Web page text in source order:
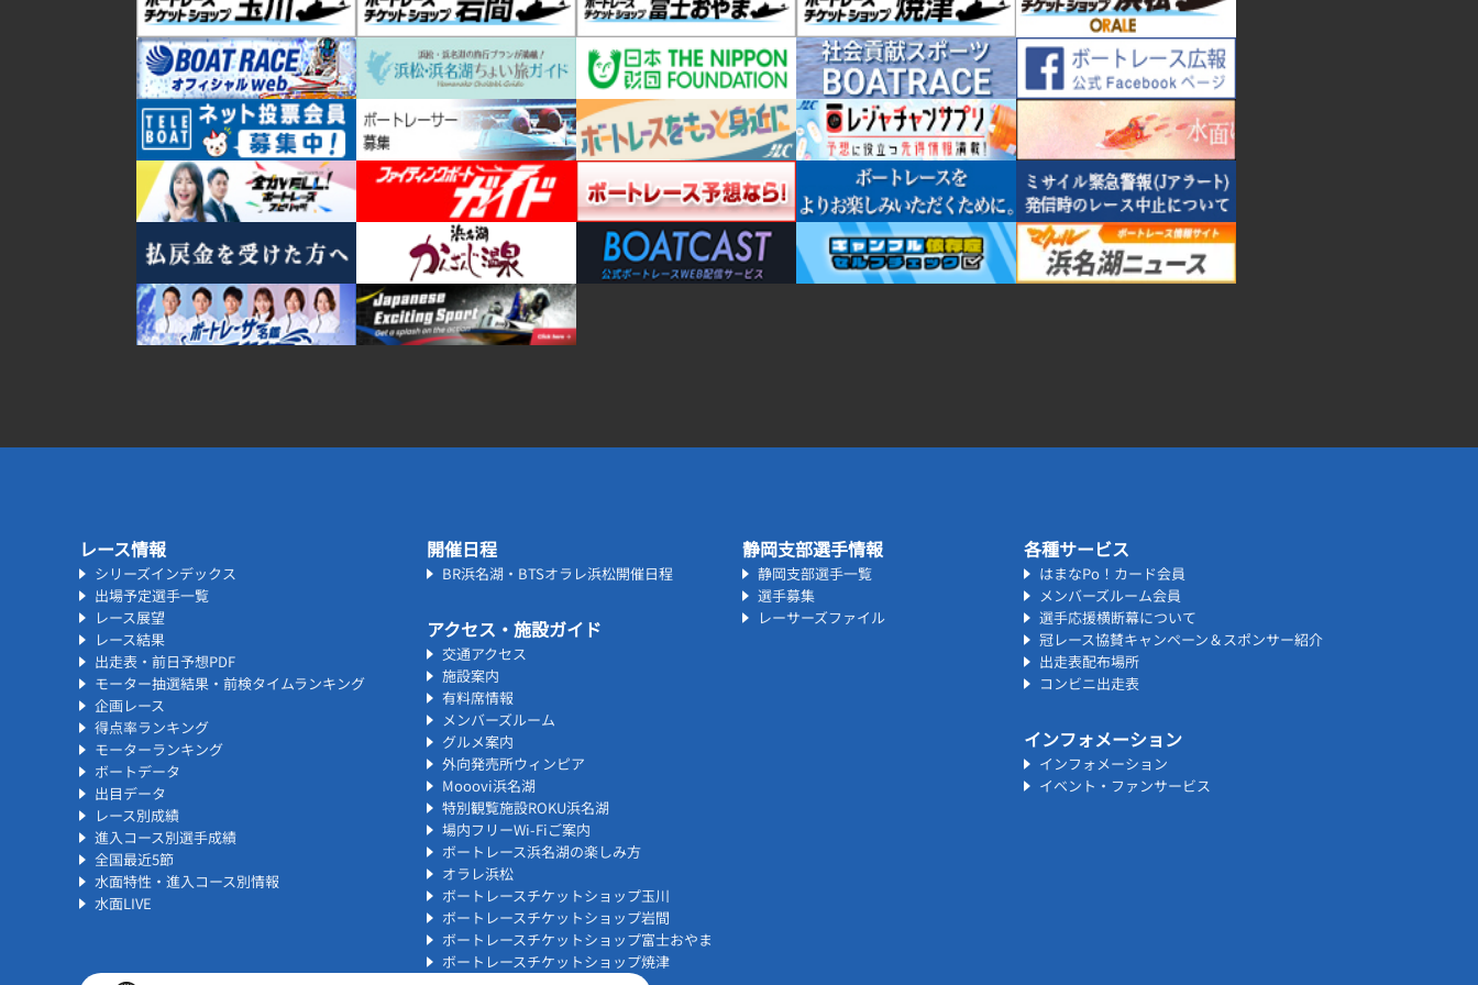
レース情報
シリーズインデックス
出場予定選手一覧
レース展望
レース結果
出走表・前日予想PDF
モーター抽選結果・前検タイムランキング
企画レース
得点率ランキング
モーターランキング
ボートデータ
出目データ
レース別成績
進入コース別選手成績
全国最近5節
水面特性・進入コース別情報
水面LIVE
開催日程
BR浜名湖・BTSオラレ浜松開催日程
アクセス・施設ガイド
交通アクセス
施設案内
有料席情報
メンバーズルーム
グルメ案内
外向発売所ウィンピア
Mooovi浜名湖
特別観覧施設ROKU浜名湖
場内フリーWi-Fiご案内
ボートレース浜名湖の楽しみ方
オラレ浜松
ボートレースチケットショップ玉川
ボートレースチケットショップ岩間
ボートレースチケットショップ富士おやま
ボートレースチケットショップ焼津
静岡支部選手情報
静岡支部選手一覧
選手募集
レーサーズファイル
各種サービス
はまなPo！カード会員
メンバーズルーム会員
選手応援横断幕について
冠レース協賛キャンペーン＆スポンサー紹介
出走表配布場所
コンビニ出走表
インフォメーション
インフォメーション
イベント・ファンサービス